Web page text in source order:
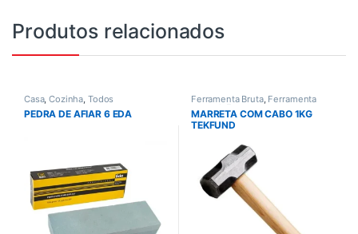
Produtos relacionados
Casa,Cozinha, Todos
PEDRA DE AFIAR 6 EDA
Ferramenta Bruta, Ferramenta
manual,Ferramentas,
Ferramentas em Geral,Todos
MARRETA COM CABO 1KG
TEKFUND